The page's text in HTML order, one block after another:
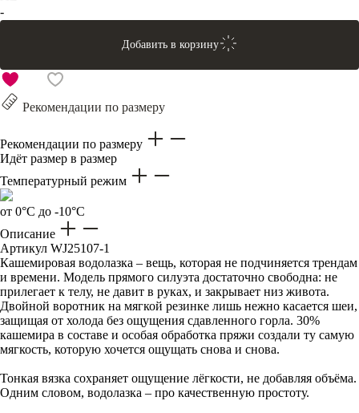
-
Добавить в корзину
Рекомендации по размеру
Рекомендации по размеру
Идёт размер в размер
Температурный режим
от 0°C до -10°C
Описание
Артикул WJ25107-1
Кашемировая водолазка – вещь, которая не подчиняется трендам
и времени. Модель прямого силуэта достаточно свободна: не
прилегает к телу, не давит в руках, и закрывает низ живота.
Двойной воротник на мягкой резинке лишь нежно касается шеи,
защищая от холода без ощущения сдавленного горла. 30%
кашемира в составе и особая обработка пряжи создали ту самую
мягкость, которую хочется ощущать снова и снова.
Тонкая вязка сохраняет ощущение лёгкости, не добавляя объёма.
Одним словом, водолазка – про качественную простоту.